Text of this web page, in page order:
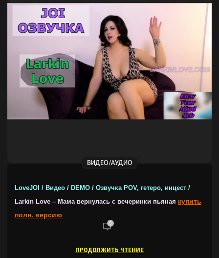
ВИДЕО/АУДИО
LoveJOI / Видео / DEMO / Озвучка POV, гетеро, инцест /
Larkin Love – Мама вернулась с вечеринки пьяная купить
полн. версию
0
ПРОДОЛЖИТЬ ЧТЕНИЕ